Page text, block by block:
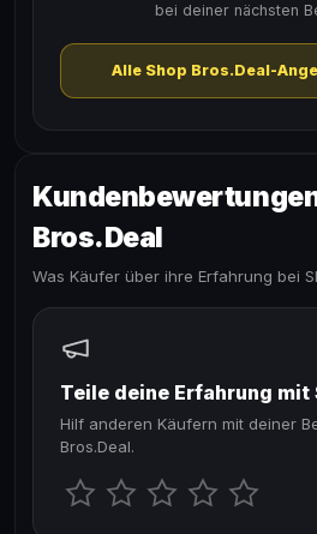
bei deiner nächsten
Alle Shop Bros.Deal-
Bros.Deal
Was Käufer über ihre Erfahrung bei
Teile deine Erfahrung mit
Hilf anderen Käufern mit deiner
Bros.Deal.